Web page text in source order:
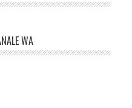
WA